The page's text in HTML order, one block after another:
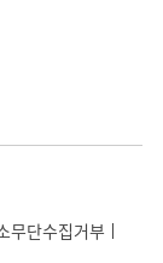
무단수집거부